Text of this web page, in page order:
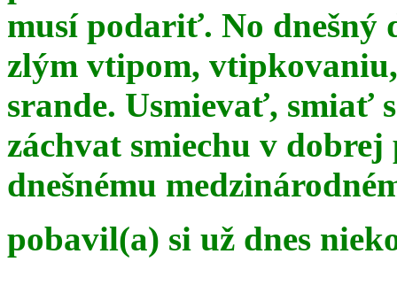
musí podariť. No dnešný
zlým vtipom,
srande. Usmievať, smiať
záchvat smiechu v
dnešnému
pobavil(a) si už dnes